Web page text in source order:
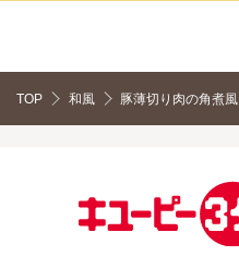
TOP 和風 豚薄切り肉の角煮風